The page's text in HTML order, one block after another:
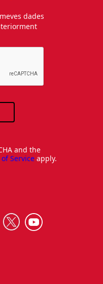
dades
and the
Service apply.